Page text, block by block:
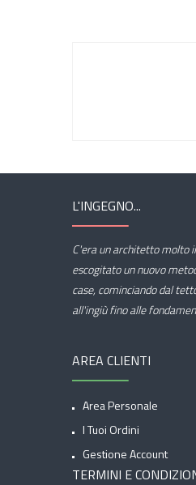
L'INGEGNO...
C'era un architetto molto
escogitato un nuovo
case, cominciando dal
all'ingiù fino alle
AREA CLIENTI
Area Personale
I Tuoi Ordini
Gestione Account
TERMINI E